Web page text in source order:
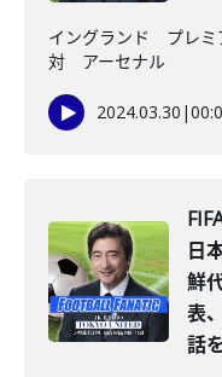
イングランド プレミ
対 アーセナル
2024.03.30 |
日
鮮
表
話